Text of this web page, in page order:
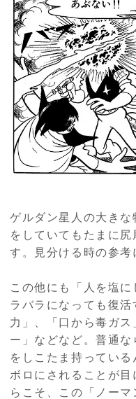
ゲルダン星人の大き
をしていてもたまに
す。見分ける時の参考
この他にも「人を塩
ラバラになっても復
力」、「口から毒ガ
ー」などなど。普通
をしこたま持ってい
ボロにされることが
らこそ、この「ノー